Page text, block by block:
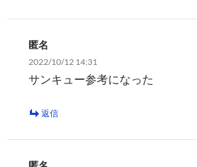
匿名
2022/10/12 14:31
サンキュー参考になった
返信